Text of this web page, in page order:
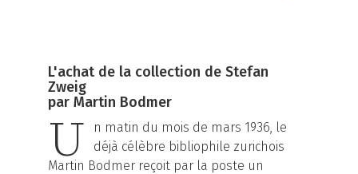
L'achat de la collection de Stefan
Zweig
par Martin Bodmer
U
n matin du mois de mars 1936, le
déjà célèbre bibliophile zurichois
Martin Bodmer reçoit par la poste un